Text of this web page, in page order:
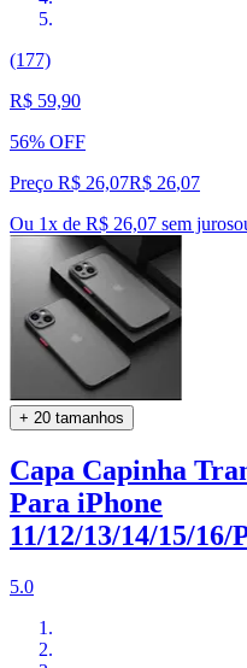
(177)
R$ 59,90
56% OFF
Preço R$ 26,07R$ 26,07
Ou 1x de R$ 26,07 sem juros
+ 20 tamanhos
Capa Capinha
Para iPhone
11/12/13/14/15/
5.0